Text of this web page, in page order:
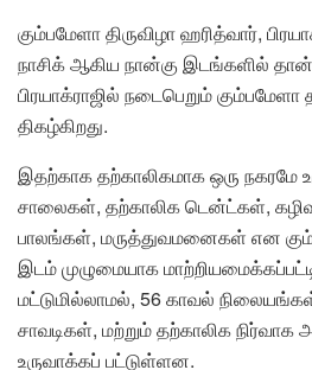
கும்பமேளா திருவிழா ஹரித்வார்,
நாசிக் ஆகிய நான்கு இடங்களில் தான்
பிரயாக்ராஜில் நடைபெறும் கும்பமேளா
திகழ்கிறது.
இதற்காக தற்காலிகமாக ஒரு நகரமே
சாலைகள், தற்காலிக டென்ட்கள்,
பாலங்கள், மருத்துவமனைகள் என
இடம் முழுமையாக
மட்டுமில்லாமல், 56 காவல் நிலையங்கள்
சாவடிகள், மற்றும் தற்காலிக
உருவாக்கப் பட்டுள்ளன.